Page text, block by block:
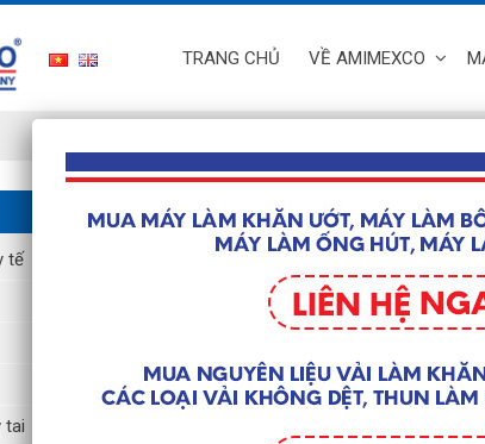
TRANG CHỦ VỀ AMIMEXCO
tế
tai